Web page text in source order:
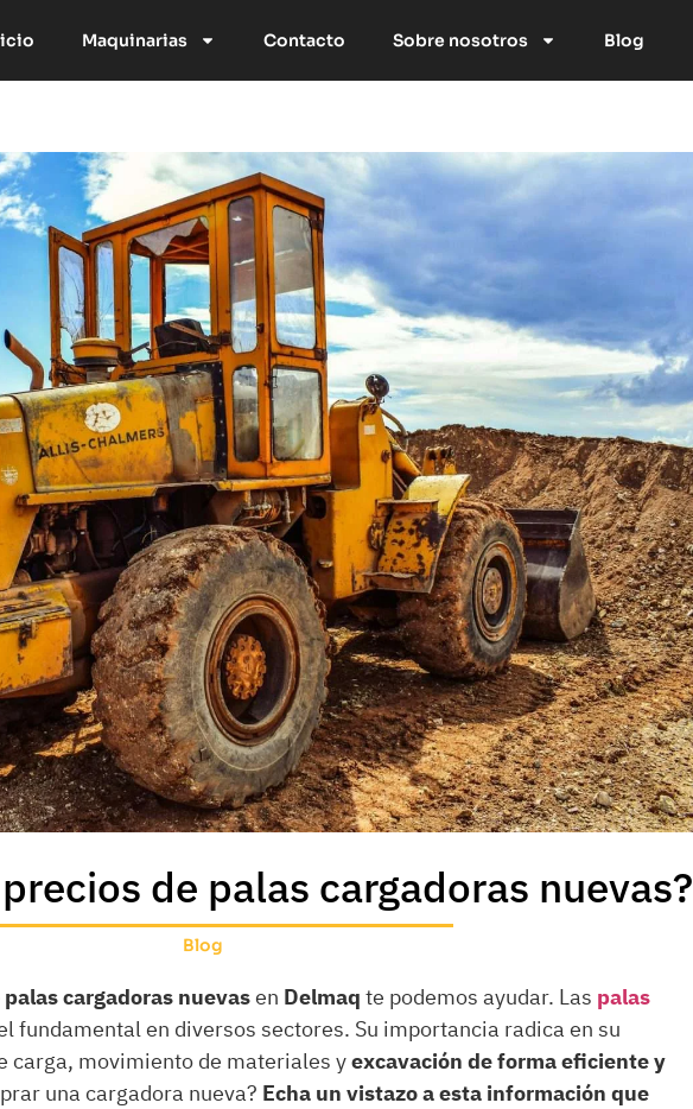
Maquinarias Contacto Sobre nosotros Blog
de palas cargadoras nuevas?
Blog
cargadoras nuevasen Delmaqte podemos ayudar. Las palas
fundamental en diversos sectores. Su importancia radica en su
carga, movimiento de materiales yexcavación de forma eficiente y
una cargadora nueva? Echa un vistazo a esta información que